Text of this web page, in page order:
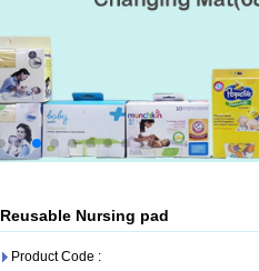
Reusable Nursing pad
Product Code :